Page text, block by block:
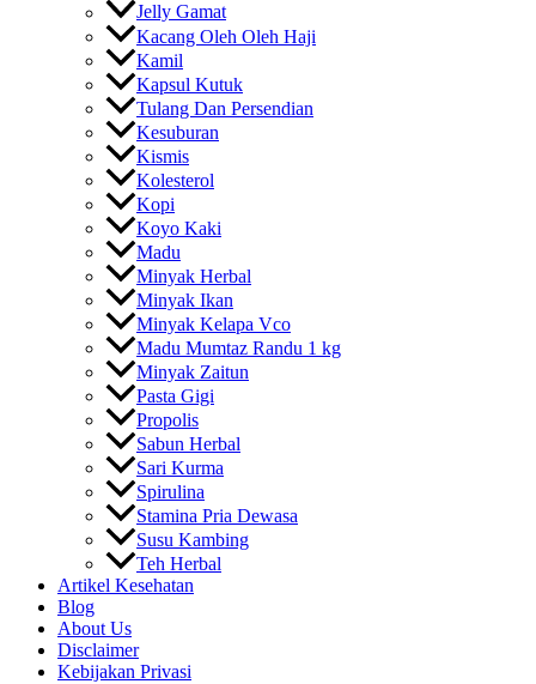
Jelly Gamat
Kacang Oleh Oleh Haji
Kamil
Kapsul Kutuk
Tulang Dan Persendian
Kesuburan
Kismis
Kolesterol
Kopi
Koyo Kaki
Madu
Minyak Herbal
Minyak Ikan
Minyak Kelapa Vco
Madu Mumtaz Randu 1 kg
Minyak Zaitun
Pasta Gigi
Propolis
Sabun Herbal
Sari Kurma
Spirulina
Stamina Pria Dewasa
Susu Kambing
Teh Herbal
Artikel Kesehatan
Blog
About Us
Disclaimer
Kebijakan Privasi